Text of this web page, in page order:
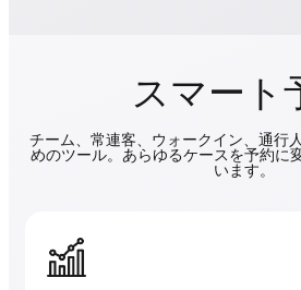
スマート
チーム、常連客、ウォークイン、通行
めのツール。あらゆるケースを予約に
います。